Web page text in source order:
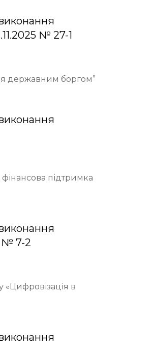
№ 27-1
державним боргом”
підтримка
№ 7-2
«Цифровізація в